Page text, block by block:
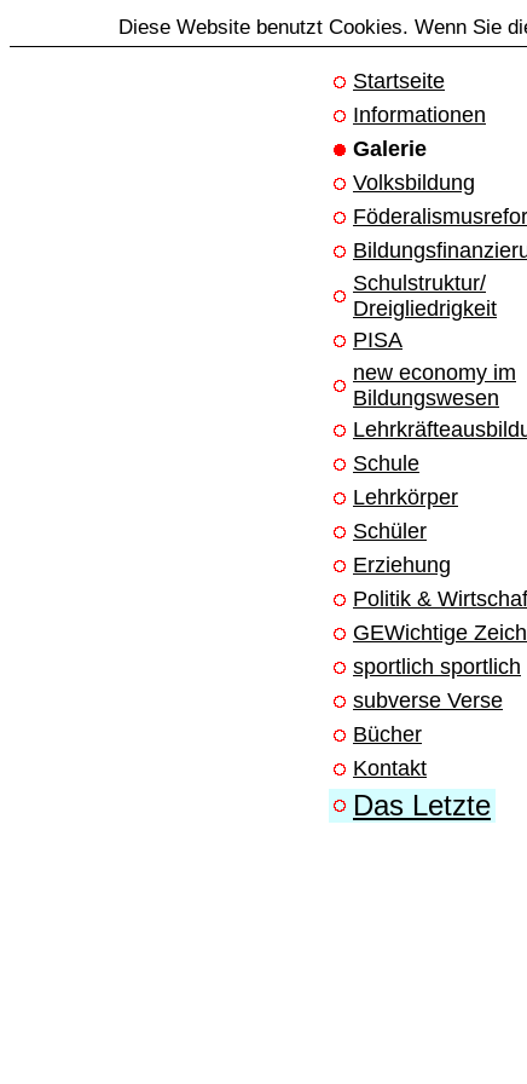
Diese Website benutzt Cookies. Wenn Sie
Startseite
Informationen
Galerie
Volksbildung
Schulstruktur/
Dreigliedrigkeit
PISA
new economy im
Bildungswesen
Schule
Lehrkörper
Schüler
Erziehung
Politik &
GEWichtige
sportlich sportlich
subverse Verse
Bücher
Kontakt
Das Letzte